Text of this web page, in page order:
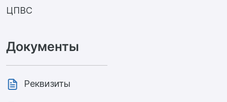
ЦПВС
Документы
Реквизиты